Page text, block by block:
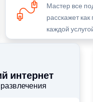
Мастер все
расскажет как
каждой
интернет